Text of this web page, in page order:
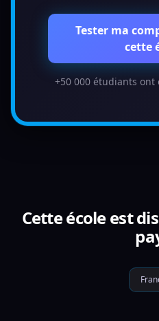
Tester ma
cette
+50 000 étudiants
Cette école est